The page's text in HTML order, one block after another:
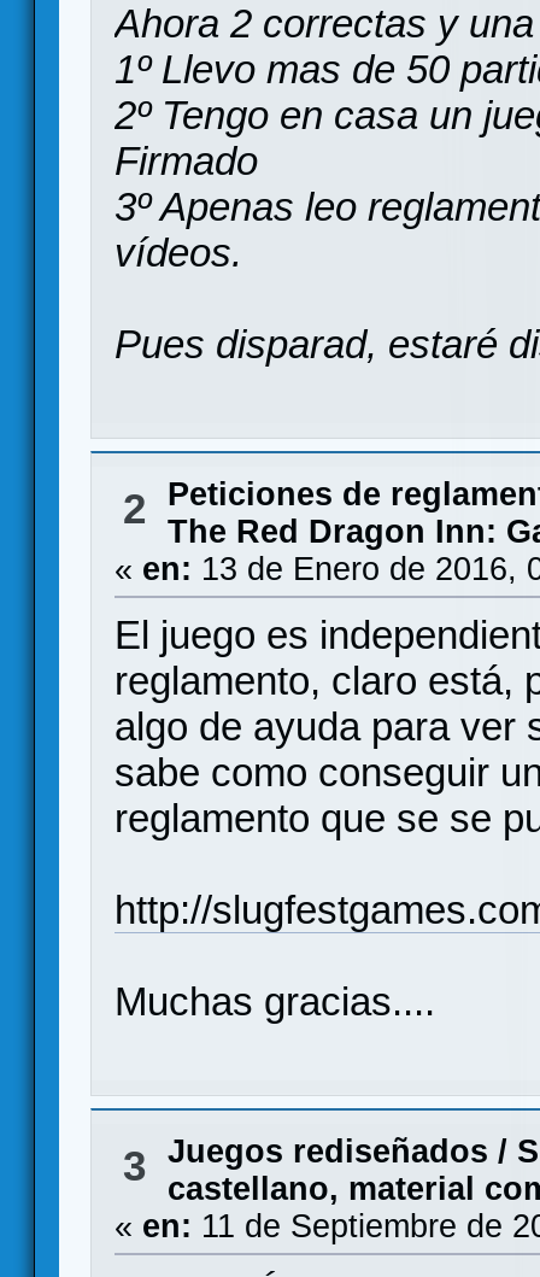
Ahora 2 correctas y
1º Llevo mas de 50
2º Tengo en casa un
Firmado
3º Apenas leo
vídeos.
Pues disparad, estaré
2
Peticiones de
The Red Dragon Inn:
« en: 13 de Enero de 2016,
El juego es
reglamento, claro está,
algo de ayuda para ver
sabe como conseguir
reglamento que se se
http://
Muchas gracias....
3 Juegos rediseñados /
castellano, material
« en: 11 de Septiembre de